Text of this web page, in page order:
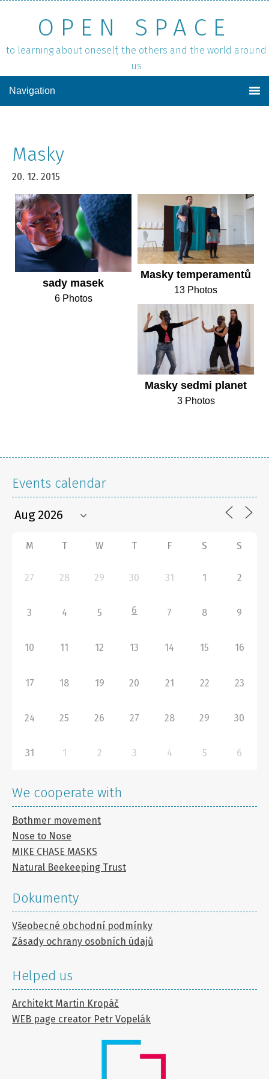
OPEN SPACE
to learning about oneself, the others and the world around
us
Navigation
Masky
20. 12. 2015
sady masek
6 Photos
Masky temperamentů
13 Photos
Masky sedmi planet
3 Photos
Events calendar
M T W T F S S
27 28 29 30 31 1 2
3 4 5 6 7 8 9
10 11 12 13 14 15 16
17 18 19 20 21 22 23
24 25 26 27 28 29 30
31 1 2 3 4 5 6
We cooperate with
Bothmer movement
Nose to Nose
MIKE CHASE MASKS
Natural Beekeeping Trust
Dokumenty
Všeobecné obchodní podmínky
Zásady ochrany osobních údajů
Helped us
Architekt Martin Kropáč
WEB page creator Petr Vopelák